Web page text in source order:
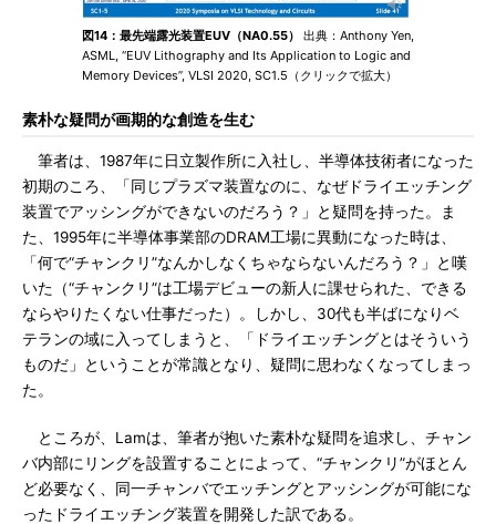
図14：最先端露光装置EUV（NA0.55）
出典：Anthony Yen,
ASML, “EUV Lithography and Its Application to Logic and
Memory Devices”, VLSI 2020, SC1.5（クリックで拡大）
素朴な疑問が画期的な創造を生む
筆者は、1987年に日立製作所に入社し、半導体技術者になった
初期のころ、「同じプラズマ装置なのに、なぜドライエッチング
装置でアッシングができないのだろう？」と疑問を持った。ま
た、1995年に半導体事業部のDRAM工場に異動になった時は、
「何で“チャンクリ”なんかしなくちゃならないんだろう？」と嘆
いた（“チャンクリ”は工場デビューの新人に課せられた、できる
ならやりたくない仕事だった）。しかし、30代も半ばになりベ
テランの域に入ってしまうと、「ドライエッチングとはそういう
ものだ」ということが常識となり、疑問に思わなくなってしまっ
た。
ところが、Lamは、筆者が抱いた素朴な疑問を追求し、チャン
バ内部にリングを設置することによって、“チャンクリ”がほとん
ど必要なく、同一チャンバでエッチングとアッシングが可能にな
ったドライエッチング装置を開発した訳である。